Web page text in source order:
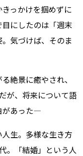
っかけを掴めずに
にしたのは「週末
気づけば、そのま
絶景に癒やされ、
が、将来について語
があった―
生。多様な生き方
。「結婚」という人